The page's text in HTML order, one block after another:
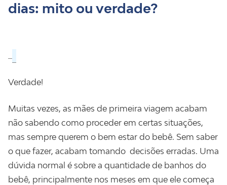
dias: mito ou verdade?
Verdade!
Muitas vezes, as mães de primeira viagem acabam
não sabendo como proceder em certas situações,
mas sempre querem o bem estar do bebê. Sem saber
o que fazer, acabam tomando decisões erradas. Uma
dúvida normal é sobre a quantidade de banhos do
bebê, principalmente nos meses em que ele começa